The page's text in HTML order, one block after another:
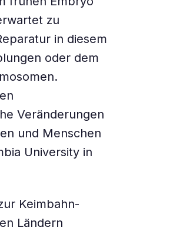
zu
in diesem
oder dem
Veränderungen
und Menschen
University in
Keimbahn-
Ländern